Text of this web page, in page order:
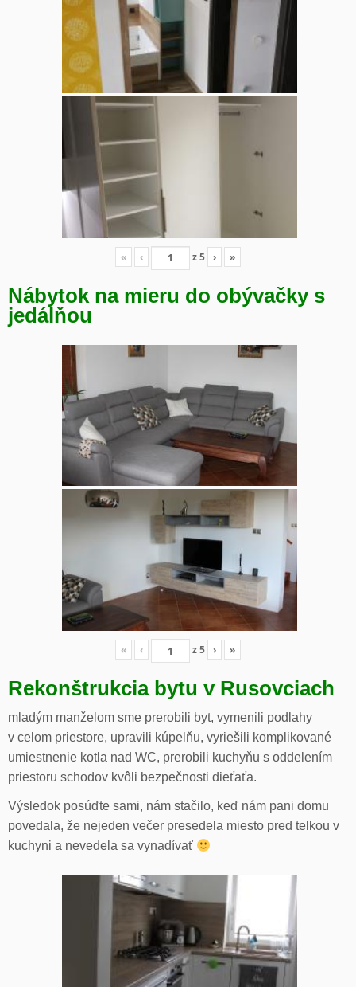
« ‹ z5 › »
Nábytok na mieru do obývačky s
jedálňou
« ‹ z5 › »
Rekonštrukcia bytu v Rusovciach
mladým manželom sme prerobili byt, vymenili podlahy
v celom priestore, upravili kúpelňu, vyriešili komplikované
umiestnenie kotla nad WC, prerobili kuchyňu s oddelením
priestoru schodov kvôli bezpečnosti dieťaťa.
Výsledok posúďte sami, nám stačilo, keď nám pani domu
povedala, že nejeden večer presedela miesto pred telkou v
kuchyni a nevedela sa vynadívať